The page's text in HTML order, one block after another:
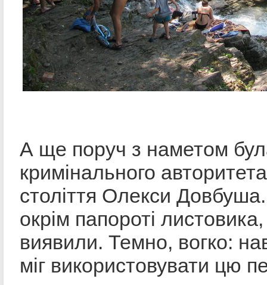
А ще поруч з наметом
кримінального
століття Олекси Довбуша.
окрім папороті
виявили. Темно, вогко:
міг використовувати цю